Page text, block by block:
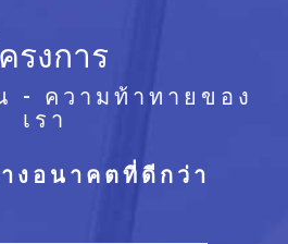
รงการ
- ความท้าทายของ
เรา
งอนาคตที่ดีกว่า